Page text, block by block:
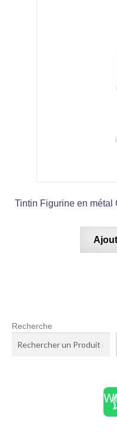
Tintin Figurine en métal
Recherche